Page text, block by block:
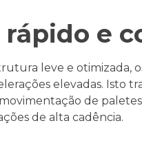
rápido e
leve e otimizada,
elevadas. Isto
de
de alta cadência.